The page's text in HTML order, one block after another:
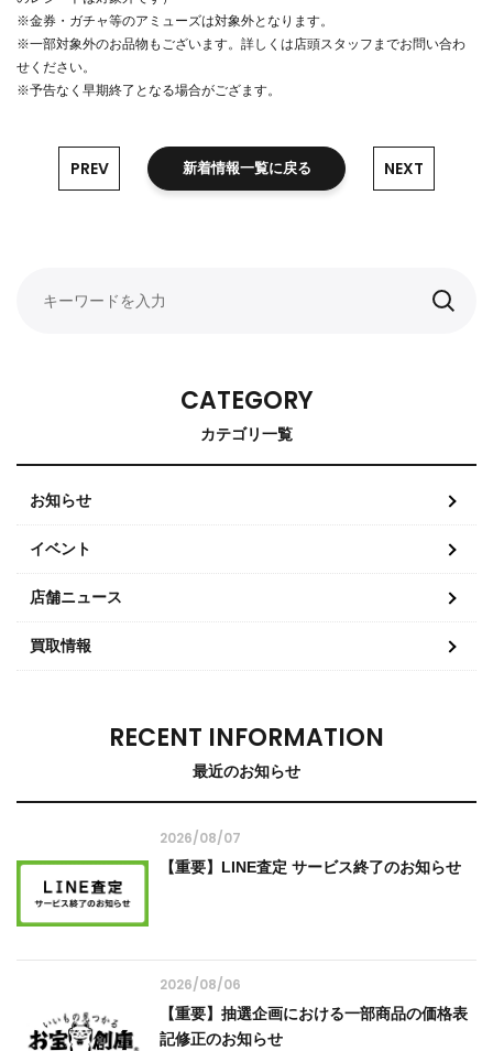
※金券・ガチャ等のアミューズは対象外となります。
※一部対象外のお品物もございます。詳しくは店頭スタッフまでお問い合わ
せください。
※予告なく早期終了となる場合がござます。
PREV 新着情報一覧に戻る NEXT
CATEGORY
カテゴリ一覧
お知らせ
イベント
店舗ニュース
買取情報
RECENT INFORMATION
最近のお知らせ
2026/08/07
【重要】LINE査定 サービス終了のお知らせ
2026/08/06
【重要】抽選企画における一部商品の価格表
記修正のお知らせ